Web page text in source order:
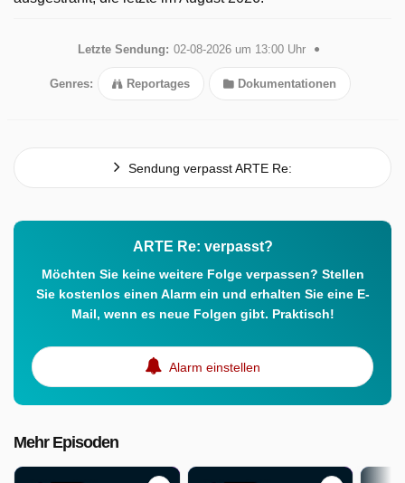
Letzte Sendung: 02-08-2026 um 13:00 Uhr
Genres: Reportages Dokumentationen
Sendung verpasst ARTE Re:
ARTE Re: verpasst?
Möchten Sie keine weitere Folge verpassen? Stellen
Sie kostenlos einen Alarm ein und erhalten Sie eine E-
Mail, wenn es neue Folgen gibt. Praktisch!
Alarm einstellen
Mehr Episoden